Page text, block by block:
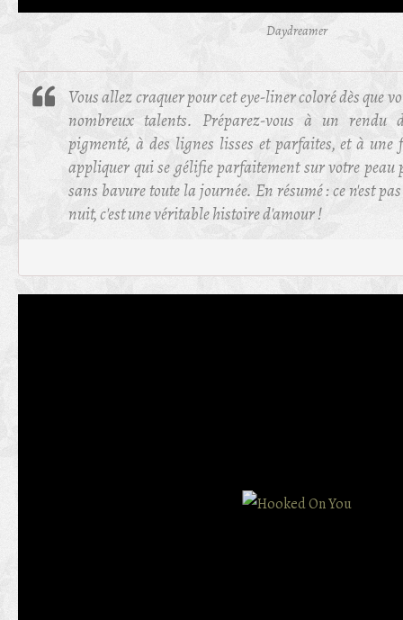
Daydreamer
Vous allez craquer pour cet eye-liner coloré dès que
nombreux talents. Préparez-vous à un rendu
pigmenté, à des lignes lisses et parfaites, et à
appliquer qui se gélifie parfaitement sur votre
sans bavure toute la journée. En résumé : ce n'est
nuit, c'est une véritable histoire d'amour !